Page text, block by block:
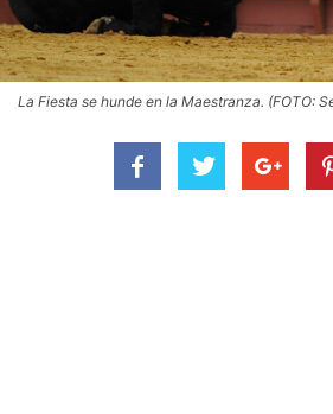
La Fiesta se hunde en la Maestranza. (FOTO: